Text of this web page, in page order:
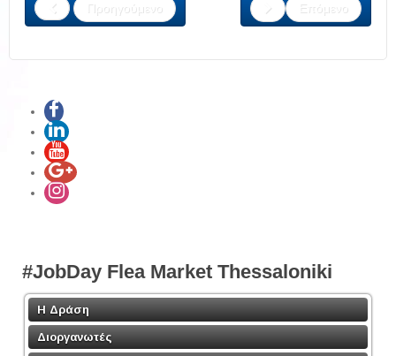
Προηγούμενο
Επόμενο
#JobDay Flea Market Thessaloniki
Η Δράση
Διοργανωτές